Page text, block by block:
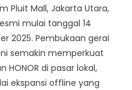
Pluit Mall, Jakarta Utara,
mulai tanggal 14
2025. Pembukaan gerai
semakin memperkuat
HONOR di pasar lokal,
ekspansi offline yang